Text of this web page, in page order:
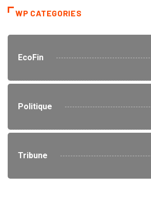
WP CATEGORIES
EcoFin
Politique
Tribune